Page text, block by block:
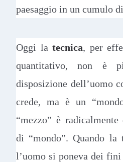
paesaggio in un cumulo
Oggi latecnica, per
quantitativo, non è
disposizione dell’uomo
crede, ma è un
“mezzo” è
di “mondo”. Quando la
l’uomo si poneva dei